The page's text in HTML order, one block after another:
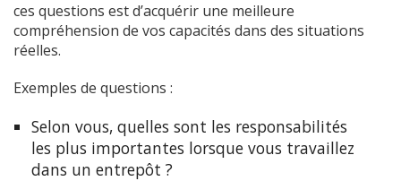
ces questions est d’acquérir une meilleure
compréhension de vos capacités dans des situations
réelles.
Exemples de questions :
Selon vous, quelles sont les responsabilités
les plus importantes lorsque vous travaillez
dans un entrepôt ?